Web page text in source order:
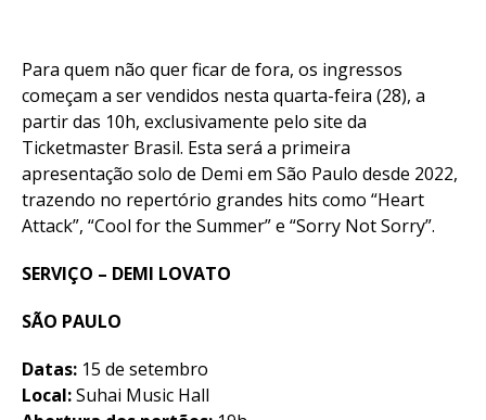
Para quem não quer ficar de fora, os ingressos
começam a ser vendidos nesta quarta-feira (28), a
partir das 10h, exclusivamente pelo site da
Ticketmaster Brasil. Esta será a primeira
apresentação solo de Demi em São Paulo desde 2022,
trazendo no repertório grandes hits como “Heart
Attack”, “Cool for the Summer” e “Sorry Not Sorry”.
SERVIÇO – DEMI LOVATO
SÃO PAULO
Datas: 15 de setembro
Local:Suhai Music Hall
Pinterest
Whatsapp